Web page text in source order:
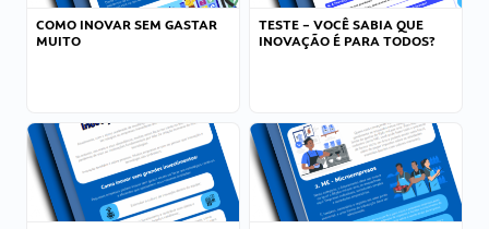
COMO INOVAR SEM GASTAR
MUITO
TESTE – VOCÊ SABIA QUE
INOVAÇÃO É PARA TODOS?